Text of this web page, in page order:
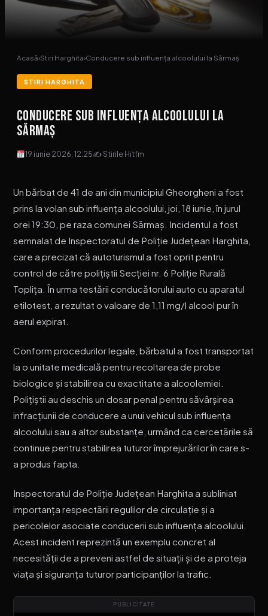
Acasă›Stiri Harghita›Conducere sub influența alcoolului la Sărmaș
STIRI HARGHITA
Conducere sub influența alcoolului la
Sărmaș
19 iunie 2026, 12:25✍ Stirile Hitfm
Un bărbat de 41 de ani din municipiul Gheorgheni a fost
prins la volan sub influența alcoolului, joi, 18 iunie, în jurul
orei 19:30, pe raza comunei Sărmaș. Incidentul a fost
semnalat de Inspectoratul de Poliție Județean Harghita,
care a precizat că autoturismul a fost oprit pentru
control de către polițiștii Secției nr. 6 Poliție Rurală
Toplița. În urma testării conducătorului auto cu aparatul
etilotest, a rezultat o valoare de 1,11 mg/l alcool pur în
aerul expirat.
Conform procedurilor legale, bărbatul a fost transportat
la o unitate medicală pentru recoltarea de probe
biologice și stabilirea cu exactitate a alcoolemiei.
Polițiștii au deschis un dosar penal pentru săvârșirea
infracțiunii de conducere a unui vehicul sub influența
alcoolului sau a altor substanțe, urmând ca cercetările să
continue pentru stabilirea tuturor împrejurărilor în care s-
a produs fapta.
Inspectoratul de Poliție Județean Harghita a subliniat
importanța respectării regulilor de circulație și a
pericolelor asociate conducerii sub influența alcoolului.
Acest incident reprezintă un exemplu concret al
necesității de a preveni astfel de situații și de a proteja
viața și siguranța tuturor participanților la trafic.
PUBLICITATE